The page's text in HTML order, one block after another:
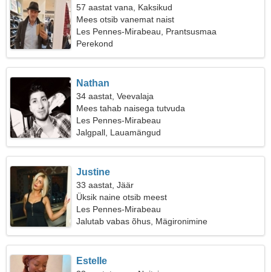
57 aastat vana, Kaksikud
Mees otsib vanemat naist
Les Pennes-Mirabeau, Prantsusmaa
Perekond
Nathan
34 aastat, Veevalaja
Mees tahab naisega tutvuda
Les Pennes-Mirabeau
Jalgpall, Lauamängud
Justine
33 aastat, Jäär
Üksik naine otsib meest
Les Pennes-Mirabeau
Jalutab vabas õhus, Mägironimine
Estelle